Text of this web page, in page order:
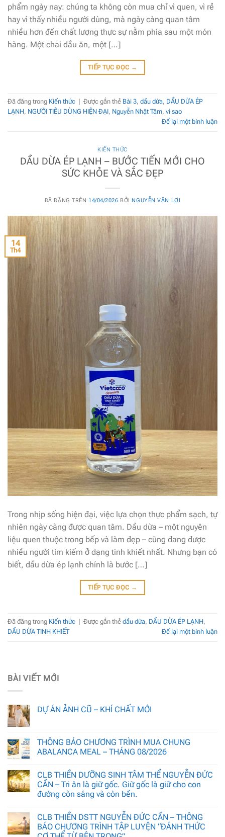
phẩm ngày nay: chúng ta không còn mua chỉ vì quen, vì rẻ
hay vì thấy nhiều người dùng, mà ngày càng quan tâm
nhiều hơn đến chất lượng thực sự nằm phía sau một món
hàng. Một chai dầu ăn, một […]
TIẾP TỤC ĐỌC →
Đã đăng trong Kiến thức Được gắn thẻ Bài 3, dầu dừa, DẦU DỪA ÉP
LẠNH, NGƯỜI TIÊU DÙNG HIỆN ĐẠI, Nguyễn Nhật Tâm, vì sao
Để lại một bình luận
KIẾN THỨC
DẦU DỪA ÉP LẠNH – BƯỚC TIẾN MỚI CHO
SỨC KHỎE VÀ SẮC ĐẸP
ĐÃ ĐĂNG TRÊN 14/04/2026 BỞI NGUYỄN VĂN LỢI
14
Th4
Trong nhịp sống hiện đại, việc lựa chọn thực phẩm sạch, tự
nhiên ngày càng được quan tâm. Dầu dừa – một nguyên
liệu quen thuộc trong bếp và làm đẹp – cũng đang được
nhiều người tìm kiếm ở dạng tinh khiết nhất. Nhưng bạn có
biết, dầu dừa ép lạnh chính là bước […]
TIẾP TỤC ĐỌC →
Đã đăng trong Kiến thức Được gắn thẻ dầu dừa, DẦU DỪA ÉP LẠNH,
DẦU DỪA TINH KHIẾT
Để lại một bình luận
BÀI VIẾT MỚI
DỰ ÁN ẢNH CŨ – KHÍ CHẤT MỚI
THÔNG BÁO CHƯƠNG TRÌNH MUA CHUNG
ABALANCA MEAL – THÁNG 08/2026
CLB THIỀN DƯỠNG SINH TÂM THỂ NGUYỄN ĐỨC
CẦN – Tri ân là giữ gốc. Giữ gốc là giữ cho con
đường còn sáng và còn bền.
CLB THIỀN DSTT NGUYỄN ĐỨC CẦN – THÔNG
BÁO CHƯƠNG TRÌNH TẬP LUYỆN “ĐÁNH THỨC